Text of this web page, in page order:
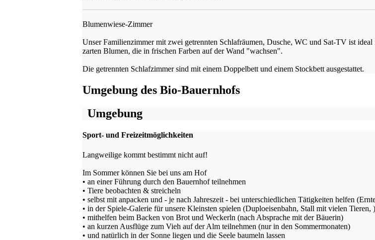
Blumenwiese-Zimmer
Unser Familienzimmer mit zwei getrennten Schlafräumen, Dusche, WC und Sat-TV ist
zarten Blumen, die in frischen Farben auf der Wand "wachsen".
Die getrennten Schlafzimmer sind mit einem Doppelbett und einem Stockbett ausgestattet.
Umgebung des Bio-Bauernhofs
Umgebung
Sport- und Freizeitmöglichkeiten
Langweilige kommt bestimmt nicht auf!
Im Sommer können Sie bei uns am Hof
• an einer Führung durch den Bauernhof teilnehmen
• Tiere beobachten & streicheln
• selbst mit anpacken und - je nach Jahreszeit - bei unterschiedlichen Tätigkeiten helfen
• in der Spiele-Galerie für unsere Kleinsten spielen (Duploeisenbahn, Stall mit vielen Tieren, )
• mithelfen beim Backen von Brot und Weckerln (nach Absprache mit der Bäuerin)
• an kurzen Ausflüge zum Vieh auf der Alm teilnehmen (nur in den Sommermonaten)
• und natürlich in der Sonne liegen und die Seele baumeln lassen